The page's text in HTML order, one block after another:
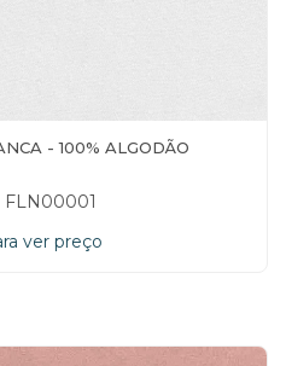
- 100% ALGODÃO
FLN00001
ver preço